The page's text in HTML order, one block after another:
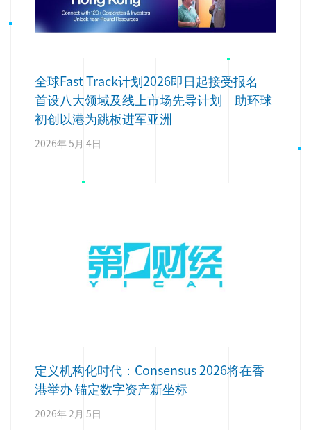
全球Fast Track计划2026即日起接受报名
首设八大领域及线上市场先导计划 助环球
初创以港为跳板进军亚洲
2026年 5月 4日
定义机构化时代：Consensus 2026将在香
港举办 锚定数字资产新坐标
2026年 2月 5日